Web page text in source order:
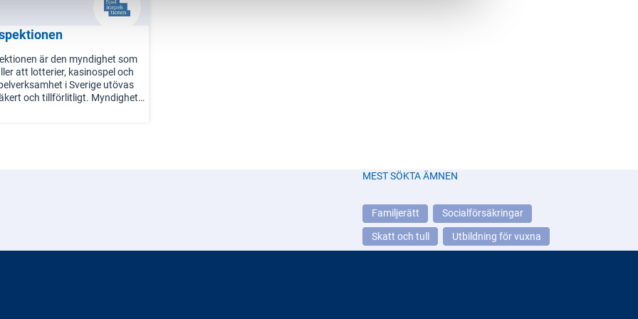
är den myndighet som
att lotterier, kasinospel och
i Sverige utövas
och tillförlitligt. Myndigheten
MEST SÖKTA ÄMNEN
Familjerätt
Socialförsäkringar
Skatt och tull
Utbildning för vuxna